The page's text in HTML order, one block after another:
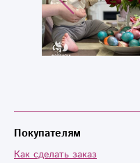
Покупателям
Как сделать заказ